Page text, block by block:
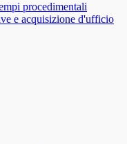
procedimentali
e acquisizione d'ufficio